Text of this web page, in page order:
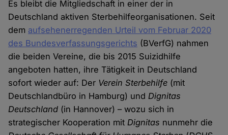
Es bleibt die Mitgliedschaft in einer der in
Deutschland aktiven Sterbehilfeorganisationen. Seit
dem aufsehenerregenden Urteil vom Februar 2020
des Bundesverfassungsgerichts (BVerfG) nahmen
die beiden Vereine, die bis 2015 Suizidhilfe
angeboten hatten, ihre Tätigkeit in Deutschland
sofort wieder auf: Der Verein Sterbehilfe (mit
Deutschlandbüro in Hamburg) undDignitas
Deutschland (in Hannover) – wozu sich in
strategischer Kooperation mitDignitas nunmehr die